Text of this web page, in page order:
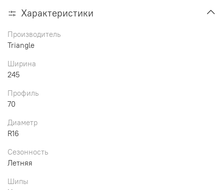
Характеристики
Производитель
Triangle
Ширина
245
Профиль
70
Диаметр
R16
Сезонность
Летняя
Шипы